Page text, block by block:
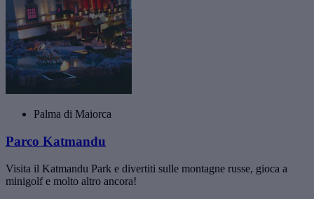
Palma di Maiorca
Parco Katmandu
Visita il Katmandu Park e divertiti sulle montagne russe, gioca a
minigolf e molto altro ancora!